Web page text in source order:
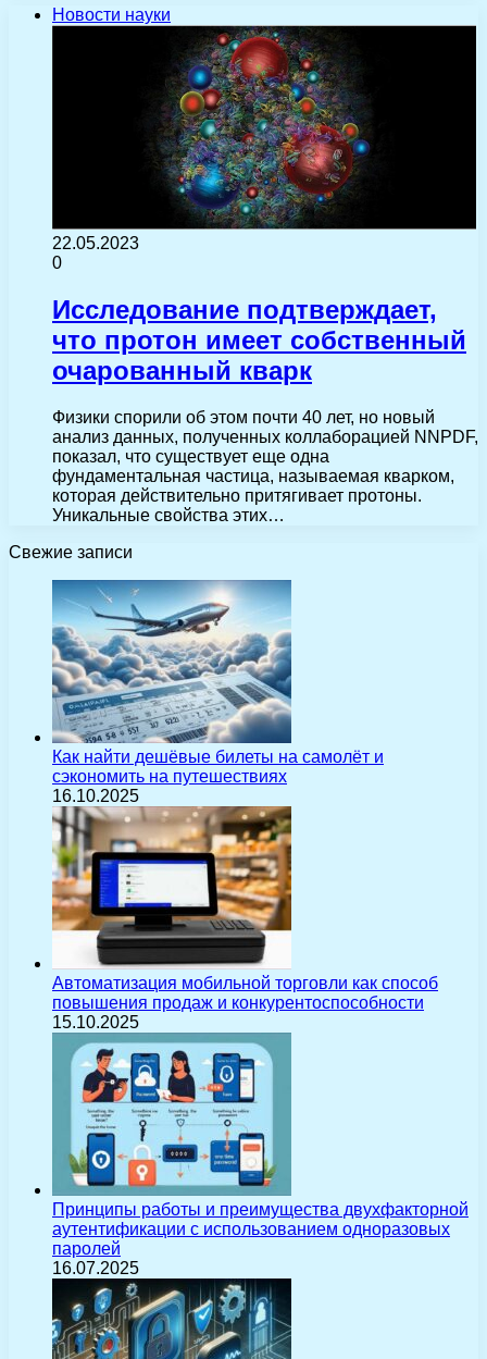
Новости науки
22.05.2023
0
Исследование подтверждает,
что протон имеет собственный
очарованный кварк
Физики спорили об этом почти 40 лет, но новый
анализ данных, полученных коллаборацией NNPDF,
показал, что существует еще одна
фундаментальная частица, называемая кварком,
которая действительно притягивает протоны.
Уникальные свойства этих…
Свежие записи
Как найти дешёвые билеты на самолёт и
сэкономить на путешествиях
16.10.2025
Автоматизация мобильной торговли как способ
повышения продаж и конкурентоспособности
15.10.2025
Принципы работы и преимущества двухфакторной
аутентификации с использованием одноразовых
паролей
16.07.2025